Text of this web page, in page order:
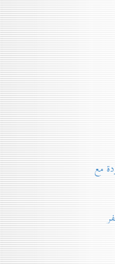
مع